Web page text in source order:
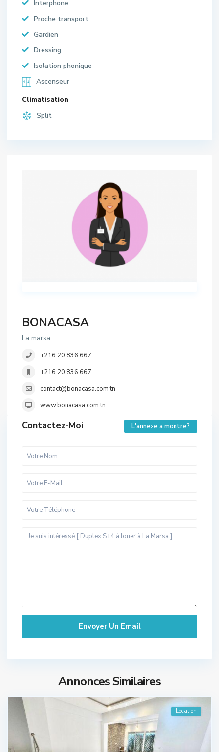
Interphone
Proche transport
Gardien
Dressing
Isolation phonique
Ascenseur
Climatisation
Split
BONACASA
La marsa
+216 20 836 667
+216 20 836 667
contact@bonacasa.com.tn
www.bonacasa.com.tn
Contactez-Moi L'annexe a montre?
Annonces Similaires
Location